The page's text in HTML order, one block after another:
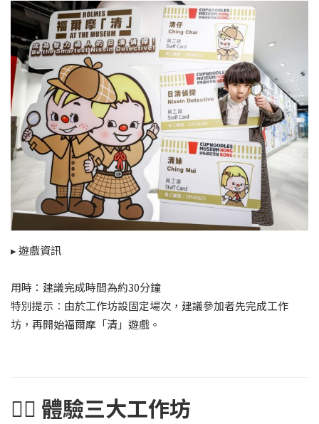
▸ 遊戲資訊
用時：建議完成時間為約30分鐘
特別提示︰由於工作坊設固定場次，建議參加者先完成工作
坊，再開始福爾摩「清」遊戲。
👉🏻 體驗三大工作坊